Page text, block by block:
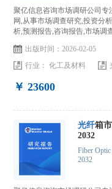
聚亿信息咨询市场调研公司
网,从事市场调查研究,投资分
析,预测报告,咨询报告,市场调
出版时间：2026-02-05
行业：化工及材料
￥ 23600
光纤箱
2032
Fiber
2032